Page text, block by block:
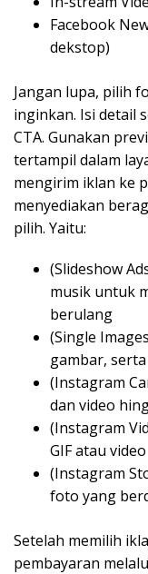
Facebook
dekstop)
Jangan lupa, pilih
inginkan. Isi detail
CTA. Gunakan
tertampil dalam
mengirim iklan ke
menyediakan
pilih. Yaitu:
(Slideshow
musik untuk
berulang
(Single
gambar,
(Instagram
dan video
(Instagram
GIF atau video
(Instagram
foto yang
Setelah memilih
pembayaran